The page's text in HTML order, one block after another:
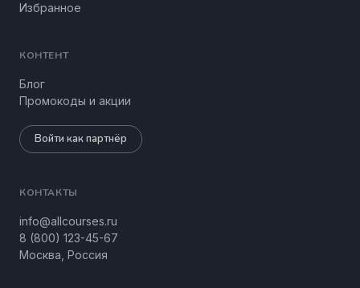
Избранное
КОНТЕНТ
Блог
Промокоды и акции
Войти как партнёр
КОНТАКТЫ
info@allcourses.ru
8 (800) 123-45-67
Москва, Россия